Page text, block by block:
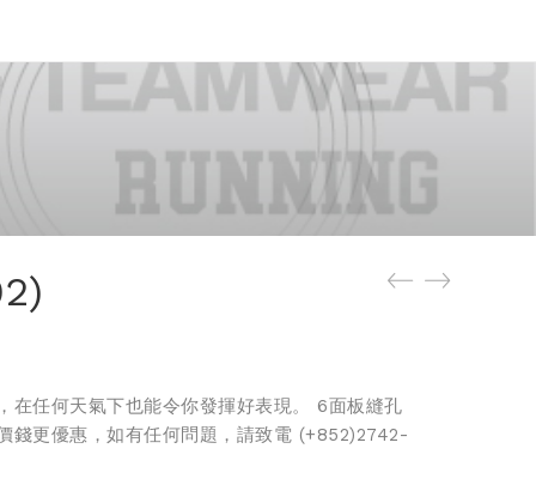
在任何天氣下也能令你發揮好表現。 6面板縫孔
錢更優惠，如有任何問題，請致電 (+852)2742-